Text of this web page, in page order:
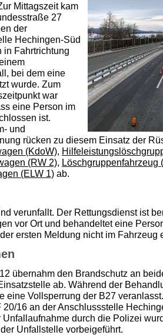
Mittagszeit kam
27
der
Hechingen-Süd
in Fahrtrichtung
bei dem eine
wurde. Zum
war
eine Person im
ist.
und
rücken zu diesem Einsatz der
(KdoW),
(RW 2), Löschgruppenfahrzeug
(ELW 1) ab.
verunfallt. Der Rettungsdienst ist
vor Ort und behandeltet eine
ersten Meldung nicht im Fahrzeug
übernahm den Brandschutz an
ab. Während der
eine Vollsperrung der B27
20/16 an der Anschlussstelle
Unfallaufnahme durch die Polizei
Unfallstelle vorbeigeführt.